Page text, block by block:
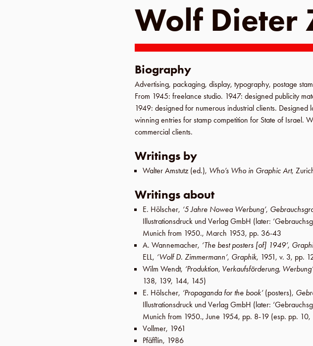
Wolf Dieter
Biography
Advertising, packaging, display, typography, postage
From 1945: freelance studio. 1947: designed publicity
1949: designed for numerous industrial clients.
winning entries for stamp competition for State of Israel.
commercial clients.
Writings by
Walter Amstutz (ed.), Who’s Who in Graphic Art,
Writings about
E. Hölscher, ‘5 Jahre Nowea Werbung’,
Illustrationsdruck und Verlag GmbH (later:
Munich from 1950., March 1953, pp. 36-43
A. Wannemacher, ‘The best posters [of] 1949’,
ELL, ‘Wolf D. Zimmermann’, Graphik, 1951, v. 3, pp.
Wilm Wendt, ‘Produktion, Verkaufsförderung,
138, 139, 144, 145)
E. Hölscher, ‘Propaganda for the book’(posters),
Illustrationsdruck und Verlag GmbH (later:
Munich from 1950.,June 1954, pp. 8-19 (esp. pp. 10,
Vollmer, 1961
Pfäfflin, 1986